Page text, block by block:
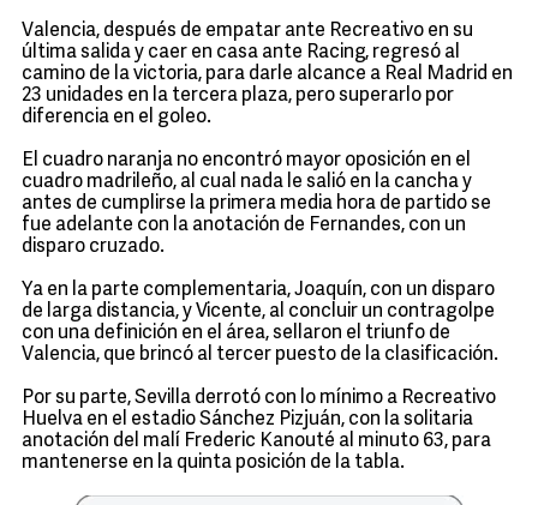
Valencia, después de empatar ante Recreativo en su
última salida y caer en casa ante Racing, regresó al
camino de la victoria, para darle alcance a Real Madrid en
23 unidades en la tercera plaza, pero superarlo por
diferencia en el goleo.
El cuadro naranja no encontró mayor oposición en el
cuadro madrileño, al cual nada le salió en la cancha y
antes de cumplirse la primera media hora de partido se
fue adelante con la anotación de Fernandes, con un
disparo cruzado.
Ya en la parte complementaria, Joaquín, con un disparo
de larga distancia, y Vicente, al concluir un contragolpe
con una definición en el área, sellaron el triunfo de
Valencia, que brincó al tercer puesto de la clasificación.
Por su parte, Sevilla derrotó con lo mínimo a Recreativo
Huelva en el estadio Sánchez Pizjuán, con la solitaria
anotación del malí Frederic Kanouté al minuto 63, para
mantenerse en la quinta posición de la tabla.